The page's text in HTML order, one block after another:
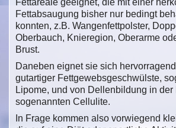
Fettabsaugung bisher nur bedingt
konnten, z.B. Wangenfettpolster,
Oberbauch, Knieregion, Oberarme
Brust.
Daneben eignet sie sich
gutartiger Fettgewebsgeschwülste,
Lipome, und von Dellenbildung in der
sogenannten Cellulite.
In Frage kommen also vorwiegend